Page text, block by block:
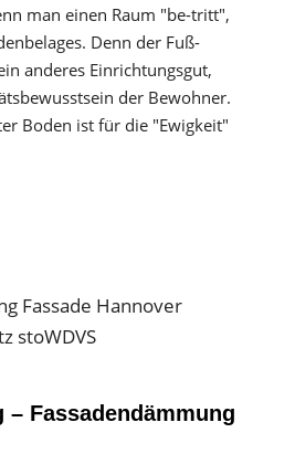
man einen Raum "be-tritt",
Denn der Fuß­
anderes Einrichtungs­gut,
der Bewohner.
Boden ist für die "Ewigkeit"
– Fassadendämmung